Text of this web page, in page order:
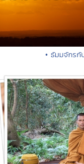
• ธัมมจักร